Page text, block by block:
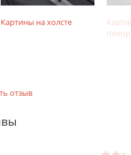
Картины на холсте
отзыв